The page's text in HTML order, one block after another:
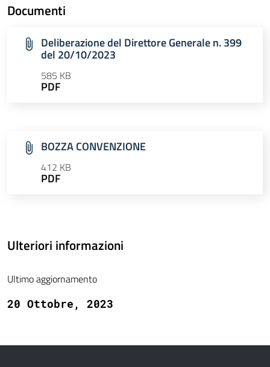
Documenti
Deliberazione del Direttore Generale n. 399
del 20/10/2023
585 KB
PDF
BOZZA CONVENZIONE
412 KB
PDF
Ulteriori informazioni
Ultimo aggiornamento
20 Ottobre, 2023